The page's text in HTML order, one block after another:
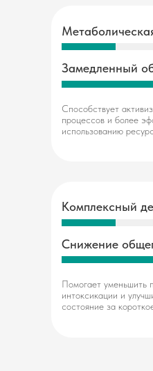
Способствует
процессов и более
использованию
Замедленный
Помогает уменьшить
интоксикации и
состояние за
Комплексный
Снижение